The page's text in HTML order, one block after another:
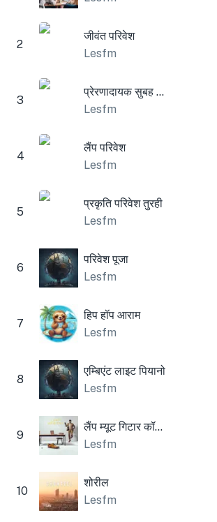
2
जीवंत परिवेश
Lesfm
3
प्रेरणादायक सुबह निगम
Lesfm
4
लैंप परिवेश
Lesfm
5
प्रकृति परिवेश तुरही
Lesfm
6
परिवेश पूजा
Lesfm
7
हिप हॉप आराम
Lesfm
8
एम्बिएंट लाइट पियानो
Lesfm
9
लैंप म्यूट गिटार कॉर्पोरेट
Lesfm
10
शोरील
Lesfm